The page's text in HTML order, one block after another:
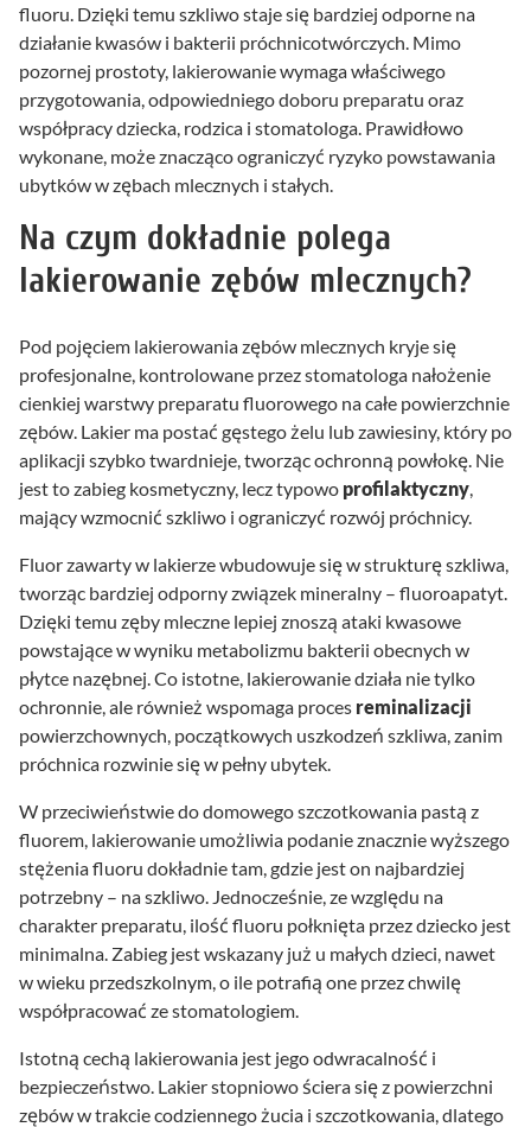
fluoru. Dzięki temu szkliwo staje się bardziej odporne na
działanie kwasów i bakterii próchnicotwórczych. Mimo
pozornej prostoty, lakierowanie wymaga właściwego
przygotowania, odpowiedniego doboru preparatu oraz
współpracy dziecka, rodzica i stomatologa. Prawidłowo
wykonane, może znacząco ograniczyć ryzyko powstawania
ubytków w zębach mlecznych i stałych.
Na czym dokładnie polega
lakierowanie zębów mlecznych?
Pod pojęciem lakierowania zębów mlecznych kryje się
profesjonalne, kontrolowane przez stomatologa nałożenie
cienkiej warstwy preparatu fluorowego na całe powierzchnie
zębów. Lakier ma postać gęstego żelu lub zawiesiny, który po
aplikacji szybko twardnieje, tworząc ochronną powłokę. Nie
jest to zabieg kosmetyczny, lecz typowo profilaktyczny,
mający wzmocnić szkliwo i ograniczyć rozwój próchnicy.
Fluor zawarty w lakierze wbudowuje się w strukturę szkliwa,
tworząc bardziej odporny związek mineralny – fluoroapatyt.
Dzięki temu zęby mleczne lepiej znoszą ataki kwasowe
powstające w wyniku metabolizmu bakterii obecnych w
płytce nazębnej. Co istotne, lakierowanie działa nie tylko
ochronnie, ale również wspomaga proces reminalizacji
powierzchownych, początkowych uszkodzeń szkliwa, zanim
próchnica rozwinie się w pełny ubytek.
W przeciwieństwie do domowego szczotkowania pastą z
fluorem, lakierowanie umożliwia podanie znacznie wyższego
stężenia fluoru dokładnie tam, gdzie jest on najbardziej
potrzebny – na szkliwo. Jednocześnie, ze względu na
charakter preparatu, ilość fluoru połknięta przez dziecko jest
minimalna. Zabieg jest wskazany już u małych dzieci, nawet
w wieku przedszkolnym, o ile potrafią one przez chwilę
współpracować ze stomatologiem.
Istotną cechą lakierowania jest jego odwracalność i
bezpieczeństwo. Lakier stopniowo ściera się z powierzchni
zębów w trakcie codziennego żucia i szczotkowania, dlatego